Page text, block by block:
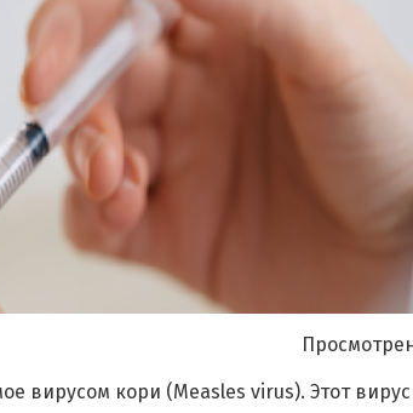
вирусом кори (Measles virus). Этот вирус